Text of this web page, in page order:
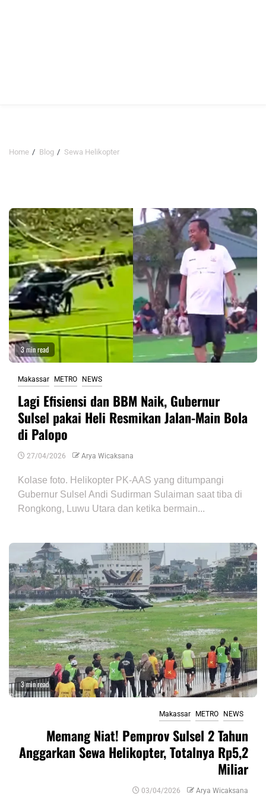
Home Blog Sewa Helikopter
3 min read
Makassar METRO NEWS
Lagi Efisiensi dan BBM Naik, Gubernur
Sulsel pakai Heli Resmikan Jalan-Main Bola
di Palopo
27/04/2026 Arya Wicaksana
Kolase foto. Helikopter PK-AAS yang ditumpangi
Gubernur Sulsel Andi Sudirman Sulaiman saat tiba di
Rongkong, Luwu Utara dan ketika bermain...
3 min read
Makassar METRO NEWS
Memang Niat! Pemprov Sulsel 2 Tahun
Anggarkan Sewa Helikopter, Totalnya Rp5,2
Miliar
03/04/2026 Arya Wicaksana